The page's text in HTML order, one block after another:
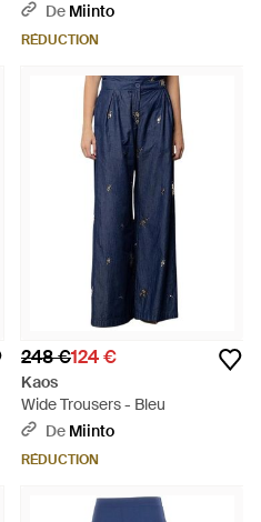
De Miinto
RÉDUCTION
248 €124 €
Kaos
Wide Trousers - Bleu
De Miinto
RÉDUCTION